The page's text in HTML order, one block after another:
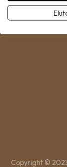
Kapcsolat
Copyright ©